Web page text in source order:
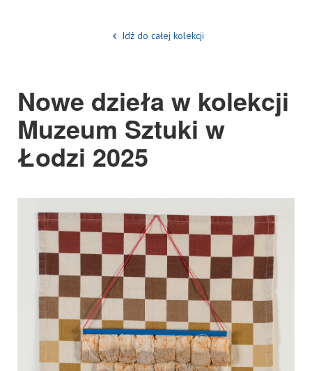
Idź do całej kolekcji
Nowe dzieła w kolekcji
Muzeum Sztuki w
Łodzi 2025